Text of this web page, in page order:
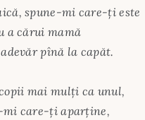
spune-mi care-ţi este
a cărui mamă
pînă la capăt.
mai mulţi ca unul,
care-ţi aparţine,